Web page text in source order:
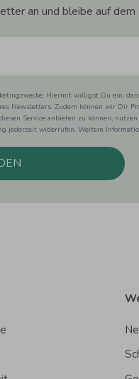
an und bleibe auf dem
Hiermit willigst Du ein,
Newsletters. Zudem können wir Dir
Service anbieten zu können,
jederzeit widerrufen. Weitere